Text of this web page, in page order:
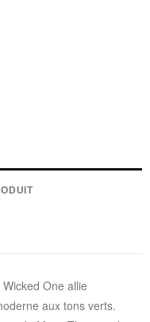
One allie
aux tons verts.